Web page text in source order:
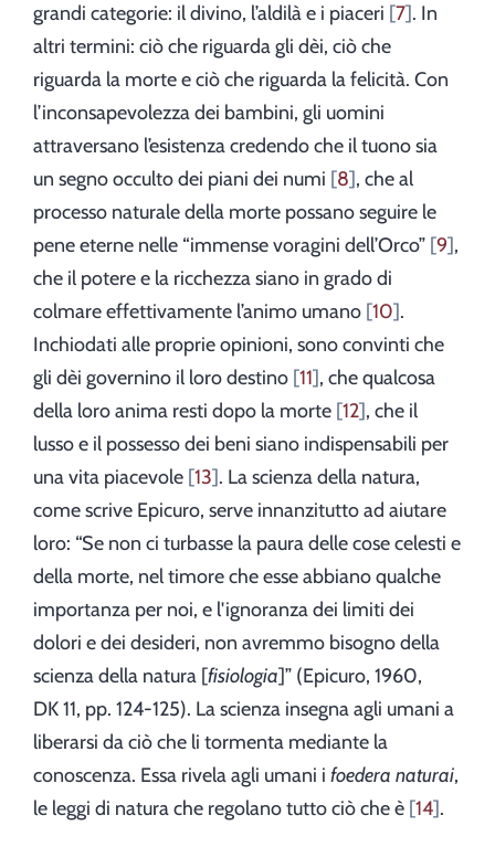
grandi categorie: il divino, l’aldilà e i piaceri 7 . In
altri termini: ciò che riguarda gli dèi, ciò che
riguarda la morte e ciò che riguarda la felicità. Con
l’inconsapevolezza dei bambini, gli uomini
attraversano l’esistenza credendo che il tuono sia
un segno occulto dei piani dei numi 8 , che al
processo naturale della morte possano seguire le
pene eterne nelle “immense voragini dell’Orco” 9 ,
che il potere e la ricchezza siano in grado di
colmare effettivamente l’animo umano 10 .
Inchiodati alle proprie opinioni, sono convinti che
gli dèi governino il loro destino 11 , che qualcosa
della loro anima resti dopo la morte 12 , che il
lusso e il possesso dei beni siano indispensabili per
una vita piacevole 13 . La scienza della natura,
come scrive Epicuro, serve innanzitutto ad aiutare
loro: “Se non ci turbasse la paura delle cose celesti e
della morte, nel timore che esse abbiano qualche
importanza per noi, e l'ignoranza dei limiti dei
dolori e dei desideri, non avremmo bisogno della
scienza della natura [fisiologia]” (Epicuro, 1960,
DK 11, pp. 124-125). La scienza insegna agli umani a
liberarsi da ciò che li tormenta mediante la
conoscenza. Essa rivela agli umani i foedera naturai,
le leggi di natura che regolano tutto ciò che è 14 .